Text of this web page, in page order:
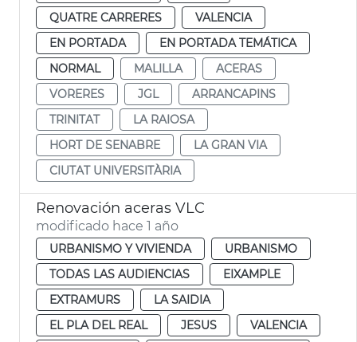
QUATRE CARRERES
VALENCIA
EN PORTADA
EN PORTADA TEMÁTICA
NORMAL
MALILLA
ACERAS
VORERES
JGL
ARRANCAPINS
TRINITAT
LA RAIOSA
HORT DE SENABRE
LA GRAN VIA
CIUTAT UNIVERSITÀRIA
Renovación aceras VLC
modificado hace 1 año
URBANISMO Y VIVIENDA
URBANISMO
TODAS LAS AUDIENCIAS
EIXAMPLE
EXTRAMURS
LA SAIDIA
EL PLA DEL REAL
JESUS
VALENCIA